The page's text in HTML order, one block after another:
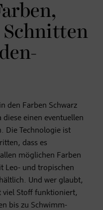
Schnitten
den Farben Schwarz
einen eventuellen
Die Technologie ist
dass es
möglichen Farben
Leo- und tropischen
Und wer glaubt,
viel Stoff funktioniert,
bis zu Schwimm-